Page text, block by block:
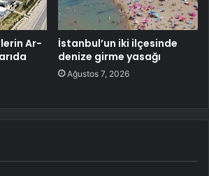
Ar-
İstanbul’un iki ilçesinde
denize girme yasağı
Ağustos 7, 2026